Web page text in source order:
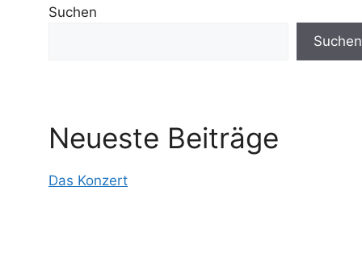
Suchen
Suchen
Neueste Beiträge
Das Konzert